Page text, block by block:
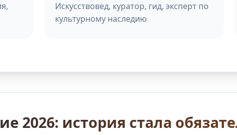
Искусствовед, куратор, гид, эксперт по
культурному наследию
2026: история стала